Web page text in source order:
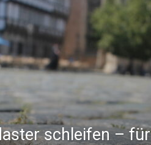
schleifen – für